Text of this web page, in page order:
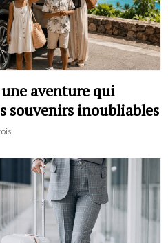
aventure qui
souvenirs inoubliables